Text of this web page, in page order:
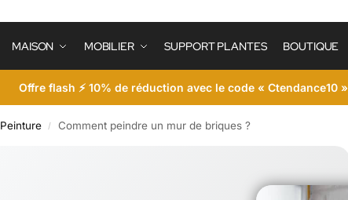
MAISON MOBILIER SUPPORT PLANTES BOUTIQUE
Offre flash ⚡ 10% de réduction avec le code « Ctendance10 »
Peinture / Comment peindre un mur de briques ?